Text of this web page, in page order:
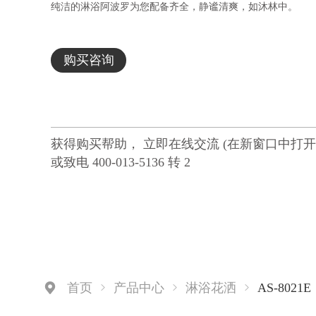
纯洁的淋浴阿波罗为您配备齐全，静谧清爽，如沐林中。
购买咨询
获得购买帮助， 立即在线交流 (在新窗口中打
或致电 400-013-5136 转 2
首页 产品中心 淋浴花洒 AS-8021E